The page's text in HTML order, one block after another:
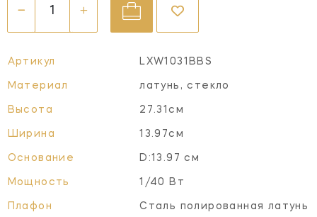
Артикул LXW1031BBS
Материал латунь, стекло
Высота 27.31см
Ширина 13.97см
Основание D:13.97 см
Мощность 1/40 Вт
Плафон Сталь полированная латунь